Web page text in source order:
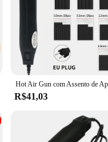
R$41,03